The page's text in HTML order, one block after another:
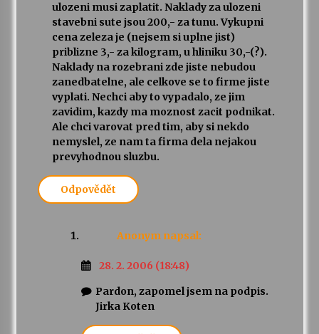
ulozeni musi zaplatit. Naklady za ulozeni
stavebni sute jsou 200,- za tunu. Vykupni
cena zeleza je (nejsem si uplne jist)
priblizne 3,- za kilogram, u hliniku 30,-(?).
Naklady na rozebrani zde jiste nebudou
zanedbatelne, ale celkove se to firme jiste
vyplati. Nechci aby to vypadalo, ze jim
zavidim, kazdy ma moznost zacit podnikat.
Ale chci varovat pred tim, aby si nekdo
nemyslel, ze nam ta firma dela nejakou
prevyhodnou sluzbu.
Odpovědět
Anonym napsal:
28. 2. 2006 (18:48)
Pardon, zapomel jsem na podpis.
Jirka Koten